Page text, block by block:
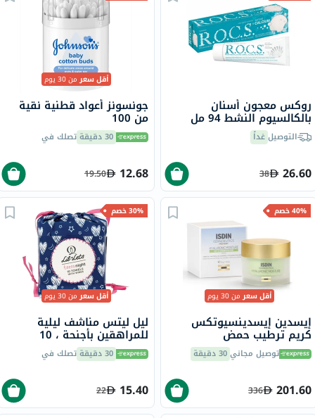
روكس معجون أسنان
بالكالسيوم النشط 94 مل
التوصيلغداً
26.60
38
أقل سعرمن 30 يوم
جونسونز أعواد قطنية نقية
من 100
30 دقيقة تصلك في
12.68
19.50
40% خصم
أقل سعرمن 30 يوم
إيسدين إيسدينسيوتكس
كريم ترطيب حمض
الهيالورونيك للبشرة الدهنية
والمختلطة 50 جرامتوصيل مجاني30 دقيقة
201.60
336
30% خصم
أقل سعرمن 30 يوم
ليل ليتس مناشف ليلية
للمراهقين بأجنحة ، 10
30 دقيقة تصلك في
15.40
22